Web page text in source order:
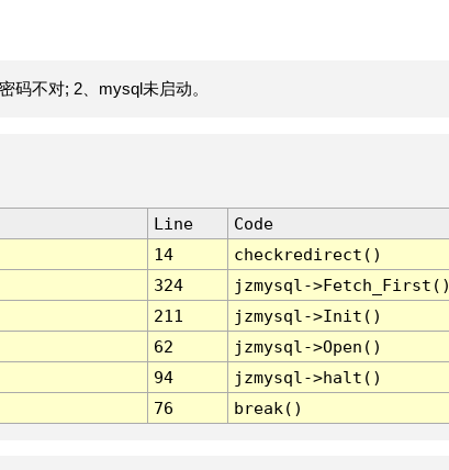
码不对; 2、mysql未启动。
Line
Code
14
checkredirect()
324
jzmysql-
211
jzmysql->Init()
62
jzmysql->Open()
94
jzmysql->halt()
76 break()